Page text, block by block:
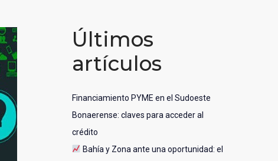
Últimos
artículos
Financiamiento PYME en el Sudoeste
Bonaerense: claves para acceder al
crédito
Bahía y Zona ante una oportunidad: el